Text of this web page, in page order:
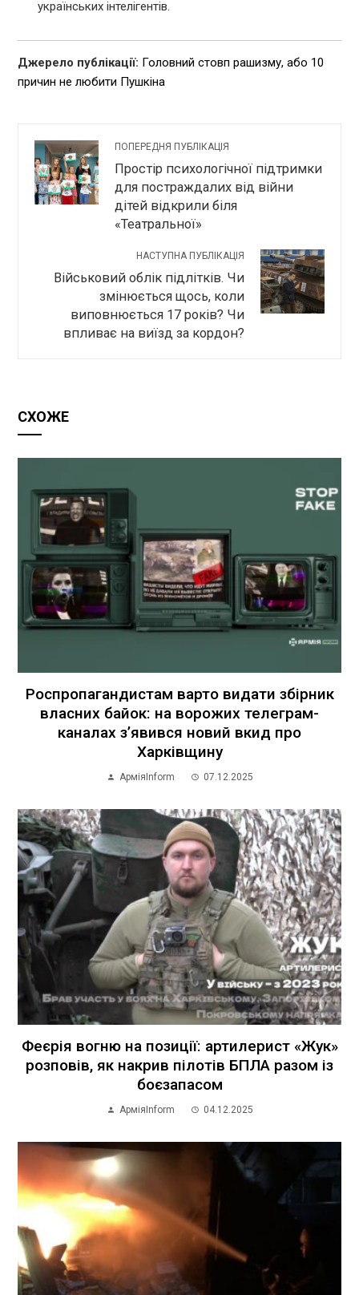
українських інтелігентів.
Джерело публікації: Головний стовп рашизму, або 10
причин не любити Пушкіна
ПОПЕРЕДНЯ ПУБЛІКАЦІЯ
Простір психологічної підтримки
для постраждалих від війни
дітей відкрили біля
«Театральної»
НАСТУПНА ПУБЛІКАЦІЯ
Військовий облік підлітків. Чи
змінюється щось, коли
виповнюється 17 років? Чи
впливає на виїзд за кордон?
СХОЖЕ
Роспропагандистам варто видати збірник
власних байок: на ворожих телеграм-
каналах з’явився новий вкид про
Харківщину
АрміяInform 07.12.2025
Феєрія вогню на позиції: артилерист «Жук»
розповів, як накрив пілотів БПЛА разом із
боєзапасом
АрміяInform 04.12.2025